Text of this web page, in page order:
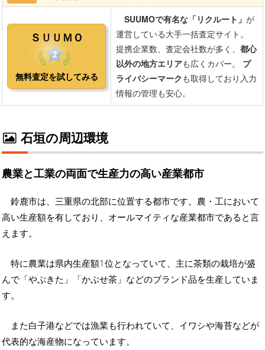
石垣の周辺環境
農業と工業の両面で生産力の高い産業都市
鈴鹿市は、三重県の北部に位置する都市です。農・工において
高い生産額を有しており、オールマイティな産業都市であると言
えます。
特に農業は県内生産額1位となっていて、主に茶類の栽培が盛
んで「やぶきた」「かぶせ茶」などのブランド品を生産していま
す。
また白子港などでは漁業も行われていて、イワシや海苔などが
代表的な海産物になっています。